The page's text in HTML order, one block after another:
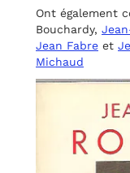
Ont également
Bouchardy,
Jean Fabre et
Michaud